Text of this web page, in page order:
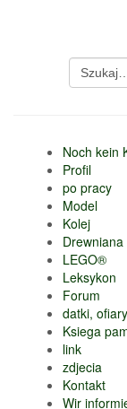
Gebühren
Artikel
Noch kein
Profil
po pracy
Model
Kolej
LEGO®
Leksykon
Forum
datki, ofiary
Ksiega
link
zdjecia
Kontakt
Wir